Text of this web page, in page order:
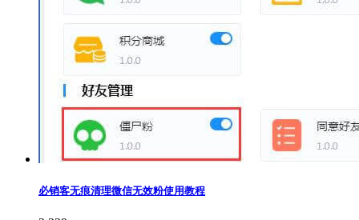
必销客无痕清理微信无效粉使用教程